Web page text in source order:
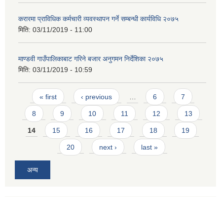
करारमा प्राविधिक कर्मचारी व्यवस्थापन गर्ने सम्बन्धी कार्यविधि २०७५
मिति: 03/11/2019 - 11:00
माण्डवी गाउँपालिकाबाट गरिने बजार अनुगमन निर्देशिका २०७५
मिति: 03/11/2019 - 10:59
Pages
« first ‹ previous 6 7
8 9 10 11 12 13
14 15 16 17 18 19
20 next › last »
अन्य